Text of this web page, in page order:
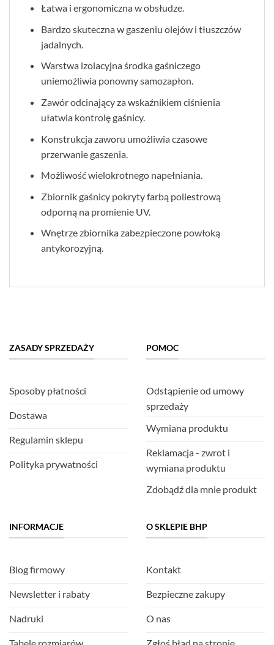
Łatwa i ergonomiczna w obsłudze.
Bardzo skuteczna w gaszeniu olejów i tłuszczów
jadalnych.
Warstwa izolacyjna środka gaśniczego
uniemożliwia ponowny samozapłon.
Zawór odcinający za wskaźnikiem ciśnienia
ułatwia kontrolę gaśnicy.
Konstrukcja zaworu umożliwia czasowe
przerwanie gaszenia.
Możliwość wielokrotnego napełniania.
Zbiornik gaśnicy pokryty farbą poliestrową
odporną na promienie UV.
Wnętrze zbiornika zabezpieczone powłoką
antykorozyjną.
ZASADY SPRZEDAŻY
Sposoby płatności
Dostawa
Regulamin sklepu
Polityka prywatności
POMOC
Odstąpienie od umowy
sprzedaży
Wymiana produktu
Reklamacja - zwrot i
wymiana produktu
Zdobądź dla mnie produkt
INFORMACJE
Blog firmowy
Newsletter i rabaty
Nadruki
O SKLEPIE BHP
Kontakt
Bezpieczne zakupy
O nas